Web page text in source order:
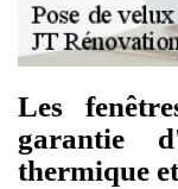
Les
garantie
thermique